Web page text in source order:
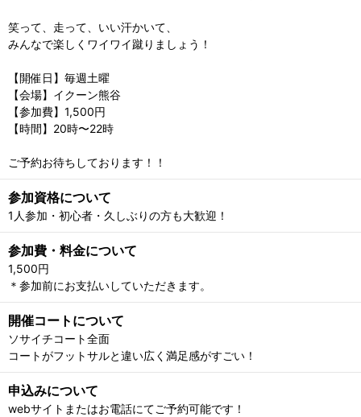
笑って、走って、いい汗かいて、
みんなで楽しくワイワイ蹴りましょう！
【開催日】毎週土曜
【会場】イクーン熊谷
【参加費】1,500円
【時間】20時〜22時
ご予約お待ちしております！！
参加資格について
1人参加・初心者・久しぶりの方も大歓迎！
参加費・料金について
1,500円
＊参加前にお支払いしていただきます。
開催コートについて
ソサイチコート全面
コートがフットサルと違い広く満足感がすごい！
申込みについて
webサイトまたはお電話にてご予約可能です！